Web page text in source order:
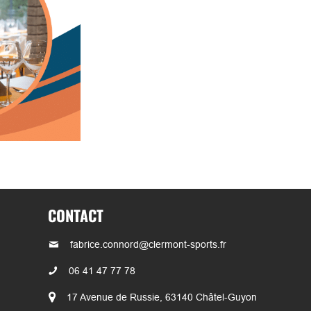
CONTACT
fabrice.connord@clermont-sports.fr
06 41 47 77 78
17 Avenue de Russie, 63140 Châtel-Guyon